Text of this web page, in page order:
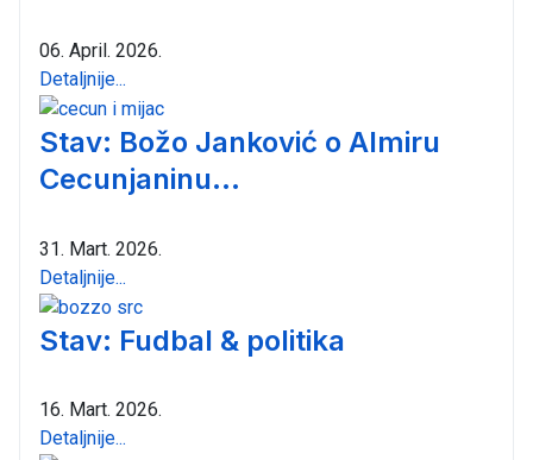
06. April. 2026.
Detaljnije...
Stav: Božo Janković o Almiru
Cecunjaninu...
31. Mart. 2026.
Detaljnije...
Stav: Fudbal & politika
16. Mart. 2026.
Detaljnije...